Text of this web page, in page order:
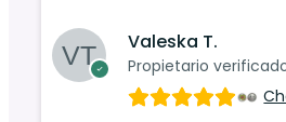
Valeska T.
Propietario